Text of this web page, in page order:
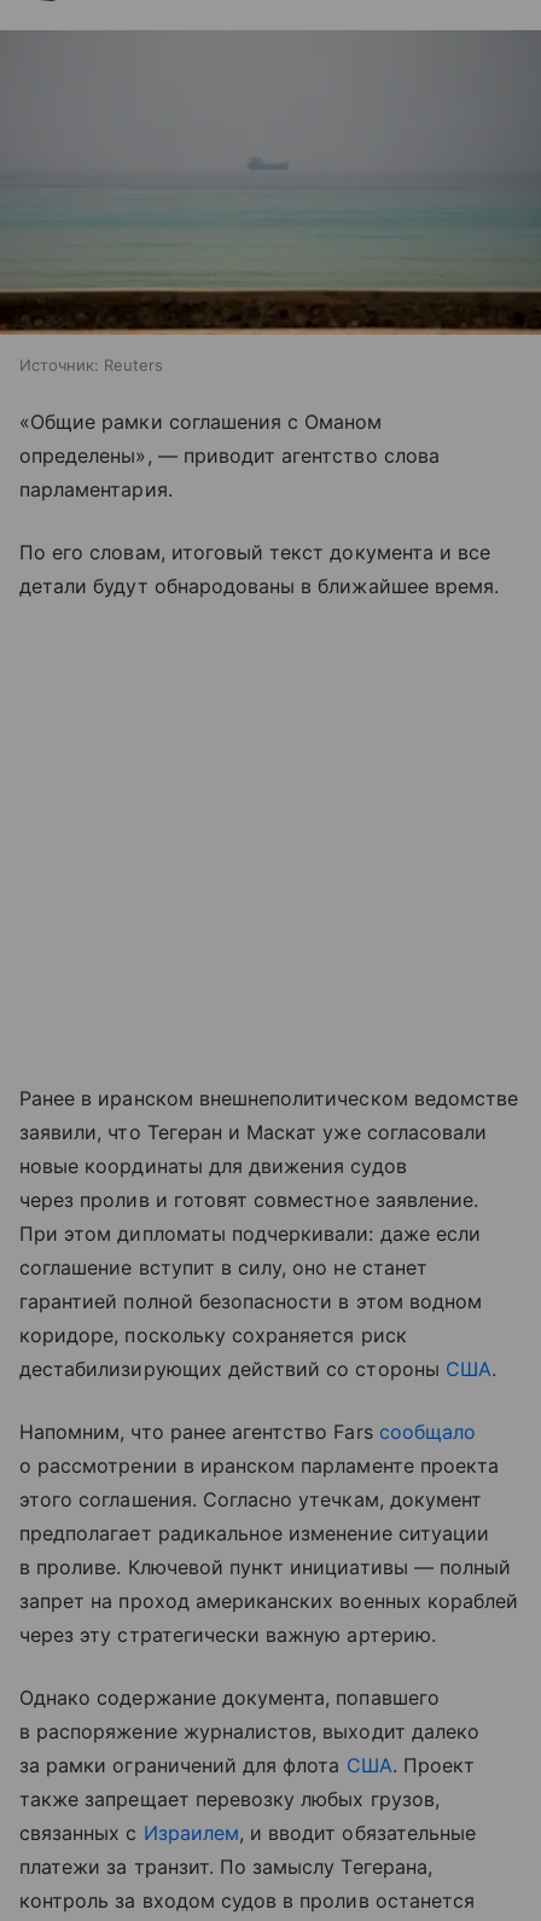
Источник: Reuters
«Общие рамки соглашения с Оманом
определены», — приводит агентство слова
парламентария.
По его словам, итоговый текст документа и все
детали будут обнародованы в ближайшее время.
Ранее в иранском внешнеполитическом ведомстве
заявили, что Тегеран и Маскат уже согласовали
новые координаты для движения судов
через пролив и готовят совместное заявление.
При этом дипломаты подчеркивали: даже если
соглашение вступит в силу, оно не станет
гарантией полной безопасности в этом водном
коридоре, поскольку сохраняется риск
дестабилизирующих действий со стороны США.
Напомним, что ранее агентство Fars сообщало
о рассмотрении в иранском парламенте проекта
этого соглашения. Согласно утечкам, документ
предполагает радикальное изменение ситуации
в проливе. Ключевой пункт инициативы — полный
запрет на проход американских военных кораблей
через эту стратегически важную артерию.
Однако содержание документа, попавшего
в распоряжение журналистов, выходит далеко
за рамки ограничений для флота США. Проект
также запрещает перевозку любых грузов,
связанных с Израилем, и вводит обязательные
платежи за транзит. По замыслу Тегерана,
контроль за входом судов в пролив останется